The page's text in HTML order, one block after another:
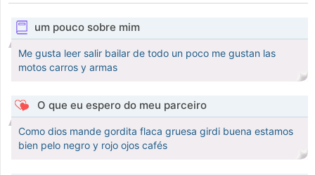
um pouco sobre mim
Me gusta leer salir bailar de todo un poco me gustan las
motos carros y armas
O que eu espero do meu parceiro
Como dios mande gordita flaca gruesa girdi buena estamos
bien pelo negro y rojo ojos cafés